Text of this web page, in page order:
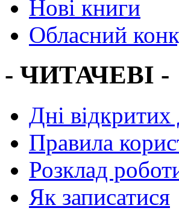
Нові книги
Обласний
- ЧИТАЧЕВІ -
Дні відкритих
Правила
Розклад
Як записатися